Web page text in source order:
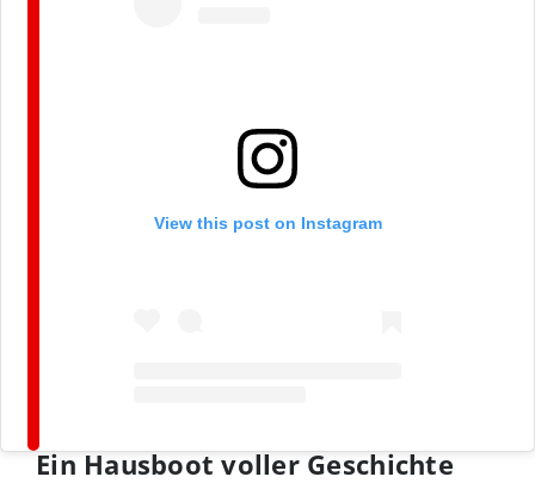
View this post on Instagram
Ein Hausboot voller Geschichte